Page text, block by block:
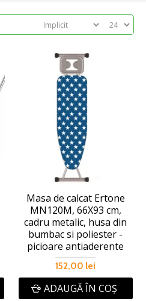
Masa de calcat Ertone
MN120M, 66X93 cm,
cadru metalic, husa din
bumbac si poliester -
picioare antiaderente
152,00 lei
ADAUGĂ ÎN COŞ